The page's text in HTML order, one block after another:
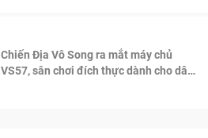
Chiến Địa Vô Song ra mắt máy chủ
VS57, sân chơi đích thực dành cho dân